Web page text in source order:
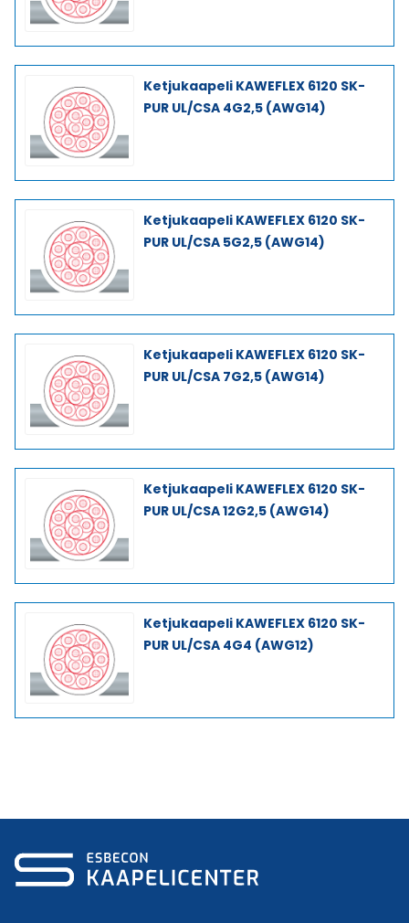
Ketjukaapeli KAWEFLEX 6120 SK-
PUR UL/CSA 4G2,5 (AWG14)
Ketjukaapeli KAWEFLEX 6120 SK-
PUR UL/CSA 5G2,5 (AWG14)
Ketjukaapeli KAWEFLEX 6120 SK-
PUR UL/CSA 7G2,5 (AWG14)
Ketjukaapeli KAWEFLEX 6120 SK-
PUR UL/CSA 12G2,5 (AWG14)
Ketjukaapeli KAWEFLEX 6120 SK-
PUR UL/CSA 4G4 (AWG12)